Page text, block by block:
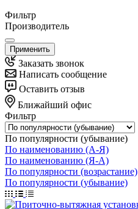
Фильтр
Производитель
Применить
Заказать звонок
Написать сообщение
Оставить отзыв
Ближайший офис
Фильтр
По популярности (убывание)
По наименованию (А-Я)
По наименованию (Я-А)
По популярности (возрастание)
По популярности (убывание)